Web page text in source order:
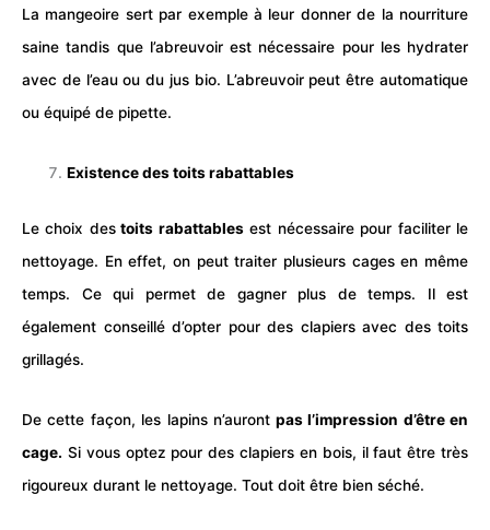
La mangeoire sert par exemple à leur donner de la nourriture
saine tandis que l’abreuvoir est nécessaire pour les hydrater
avec de l’eau ou du jus bio. L’abreuvoir peut être automatique
ou équipé de pipette.
Existence des toits rabattables
Le choix destoits rabattablesest nécessaire pour faciliter le
nettoyage. En effet, on peut traiter plusieurs cages en même
temps. Ce qui permet de gagner plus de temps. Il est
également conseillé d’opter pour des clapiers avec des toits
grillagés.
De cette façon, les lapins n’auront pas l’impression d’être en
cage. Si vous optez pour des clapiers en bois, il faut être très
rigoureux durant le nettoyage. Tout doit être bien séché.